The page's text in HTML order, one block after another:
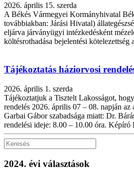
2026. április 15. szerda
A Békés Vármegyei Kormányhivatal
továbbiakban: Járási Hivatal)
eljárva járványügyi intézkedésként
költésrothadása bejelentési
Tájékoztatás háziorvosi
2026. április 1. szerda
Tájékoztatjuk a Tisztelt Lakosságot,
rendelés 2026. április 07 – 08. napján
Garbai Gábor szabadsága miatt: Dr.
rendelési ideje: 8.00 – 10.00 óra. Képíró
2024. évi választások